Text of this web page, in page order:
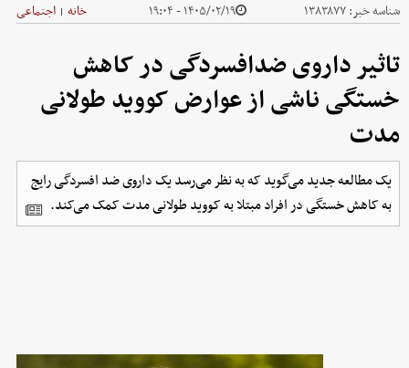
شناسه خبر:۱۳۸۳۸۷۷ ۱۴۰۵/۰۲/۱۹ - ۱۹:۰۴ خانه | اجتماعی
تاثیر داروی ضدافسردگی در کاهش
خستگی ناشی از عوارض کووید طولانی
مدت
یک مطالعه جدید می‌گوید که به نظر می‌رسد یک داروی ضد افسردگی رایج
به کاهش خستگی در افراد مبتلا به کووید طولانی مدت کمک می‌کند.